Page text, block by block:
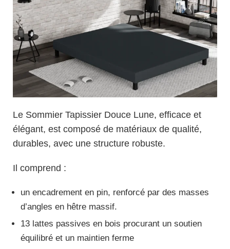
Le Sommier Tapissier Douce Lune, efficace et
élégant, est composé de matériaux de qualité,
durables, avec une structure robuste.
Il comprend :
un encadrement en pin, renforcé par des masses
d’angles en hêtre massif.
13 lattes passives en bois procurant un soutien
équilibré et un maintien ferme